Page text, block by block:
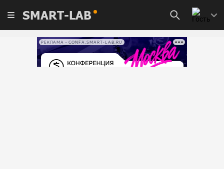
SMART-LAB
РЕКЛАМА • CONFA.SMART-LAB.RU